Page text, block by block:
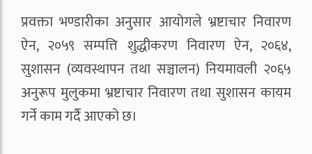
प्रवक्ता भण्डारीका अनुसार आयोगले भ्रष्टाचार निवारण
ऐन, २०५९ सम्पत्ति शुद्धीकरण निवारण ऐन, २०६४,
सुशासन (व्यवस्थापन तथा सञ्चालन) नियमावली २०६५
अनुरूप मुलुकमा भ्रष्टाचार निवारण तथा सुशासन कायम
गर्ने काम गर्दै आएको छ।